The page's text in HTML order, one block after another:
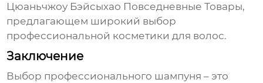
Цюаньчжоу Бэйсыхао Повседневные Товары,
предлагающем широкий выбор
профессиональной косметики для волос.
Заключение
Выбор профессионального шампуня – это